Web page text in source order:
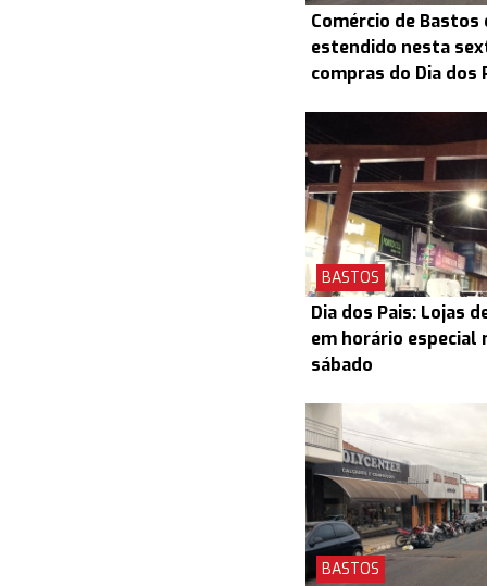
Comércio de
estendido nesta
compras do Dia dos
BASTOS
Dia dos Pais: Lojas
em horário
sábado
BASTOS